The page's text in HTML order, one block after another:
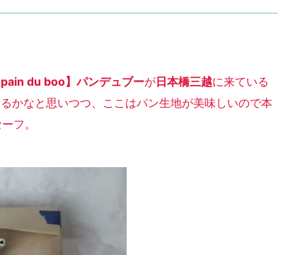
du boo】パンデュブーが日本橋三越に来ている
かなと思いつつ、ここはパン生地が美味しいので本
フ。